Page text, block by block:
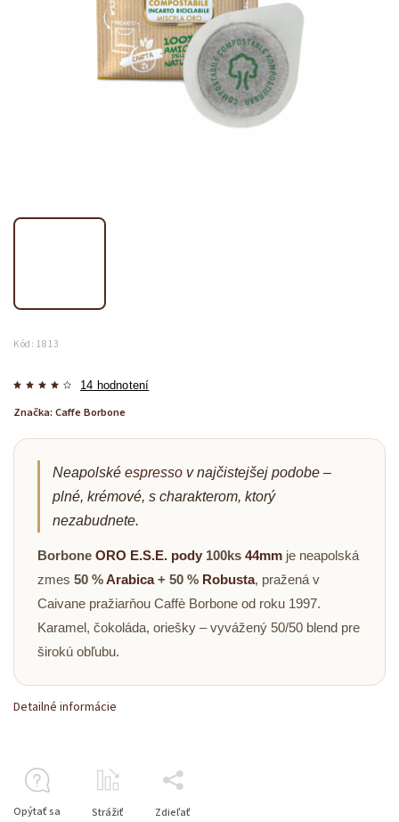
Kód: 1813
14 hodnotení
Značka: Caffe Borbone
Neapolské espresso v najčistejšej podobe –
plné, krémové, s charakterom, ktorý
nezabudnete.
Borbone ORO E.S.E. pody 100ks 44mm je neapolská
zmes 50 %Arabica+ 50 % Robusta, pražená v
Caivane pražiarňou Caffè Borbone od roku 1997.
Karamel, čokoláda, oriešky – vyvážený 50/50 blend pre
širokú obľubu.
Detailné informácie
Opýtať sa Strážiť Zdieľať